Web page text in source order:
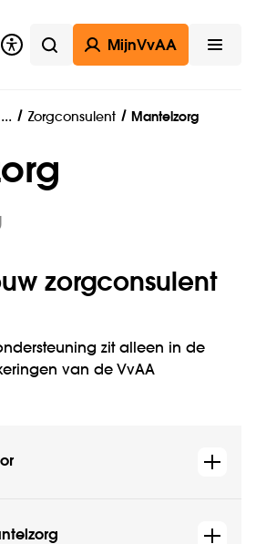
Zoeken
MijnVvAA
... Zorgverzekering
Zorgconsulent Mantelzorg
zorg­consulent
zit alleen in de
van de VvAA